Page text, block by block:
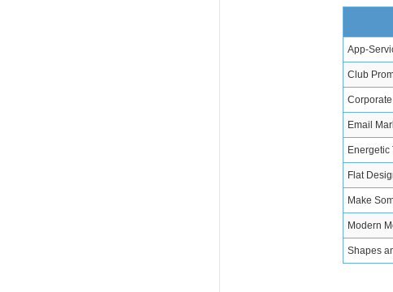
App-
Club
Email
Energetic
Flat
Make
Modern
Shapes